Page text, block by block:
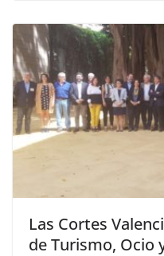
Las Cortes
de Turismo, Ocio